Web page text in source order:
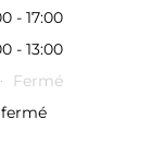
- 17:00
- 13:00
Fermé